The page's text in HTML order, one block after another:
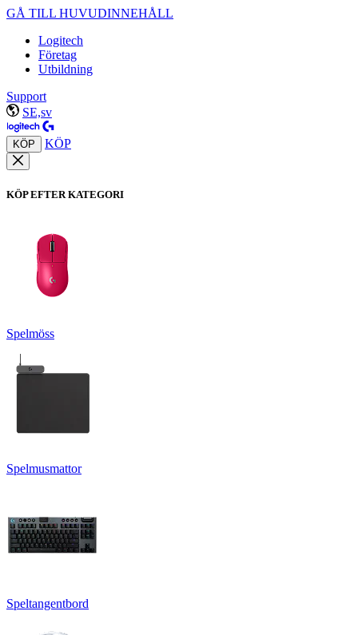
GÅ TILL HUVUDINNEHÅLL
Logitech
Företag
Utbildning
Support
SE,sv
KÖP KÖP
KÖP EFTER KATEGORI
Spelmöss
Spelmusmattor
Speltangentbord